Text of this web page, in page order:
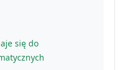
się do